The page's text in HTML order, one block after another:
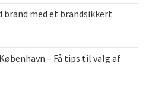
brand med et brandsikkert
– Få tips til valg af